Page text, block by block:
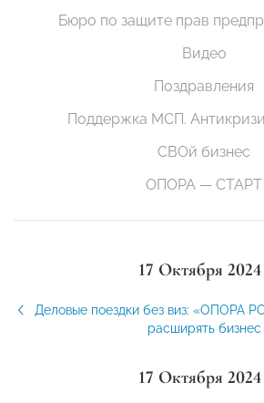
Бюро по защите прав
Видео
Поздравления
Поддержка МСП.
СВОй бизнес
ОПОРА — СТАРТ
17 Октября 2024
Деловые поездки без виз: «ОПОРА
расширять бизнес
17 Октября 2024